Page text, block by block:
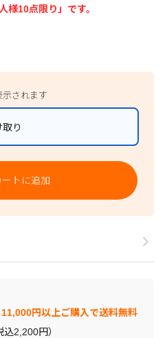
様10点限り」です。
示されます
り
ートに追加
円以上ご購入で送料無料
2,200円）